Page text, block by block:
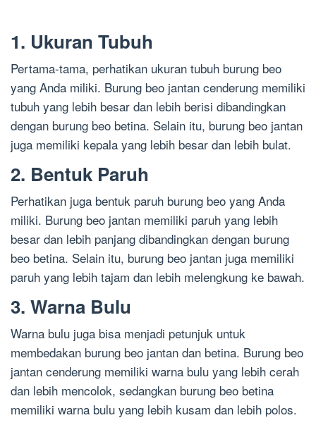
1. Ukuran Tubuh
Pertama-tama, perhatikan ukuran tubuh burung beo
yang Anda miliki. Burung beo jantan cenderung memiliki
tubuh yang lebih besar dan lebih berisi dibandingkan
dengan burung beo betina. Selain itu, burung beo jantan
juga memiliki kepala yang lebih besar dan lebih bulat.
2. Bentuk Paruh
Perhatikan juga bentuk paruh burung beo yang Anda
miliki. Burung beo jantan memiliki paruh yang lebih
besar dan lebih panjang dibandingkan dengan burung
beo betina. Selain itu, burung beo jantan juga memiliki
paruh yang lebih tajam dan lebih melengkung ke bawah.
3. Warna Bulu
Warna bulu juga bisa menjadi petunjuk untuk
membedakan burung beo jantan dan betina. Burung beo
jantan cenderung memiliki warna bulu yang lebih cerah
dan lebih mencolok, sedangkan burung beo betina
memiliki warna bulu yang lebih kusam dan lebih polos.